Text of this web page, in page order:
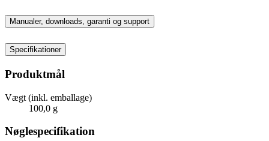
Manualer, downloads, garanti og support
Specifikationer
Produktmål
Vægt (inkl. emballage)
100,0 g
Nøglespecifikation